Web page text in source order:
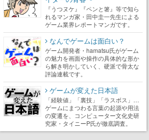
『うつヌケ』『ペンと箸』等で知ら
れるマンガ家・田中圭一先生による
ゲーム業界レポートマンガです。
なんでゲームは面白い？
ゲーム開発者・hamatsu氏がゲーム
の魅力を画面や操作の具体的な形か
ら解き明かしていく、硬派で骨太な
評論連載です。
ゲームが変えた日本語
「経験値」「裏技」「ラスボス」…
ゲームにまつわる言葉の起源や用法
の変遷を、コンピューター文化史研
究家・タイニーP氏が徹底調査。